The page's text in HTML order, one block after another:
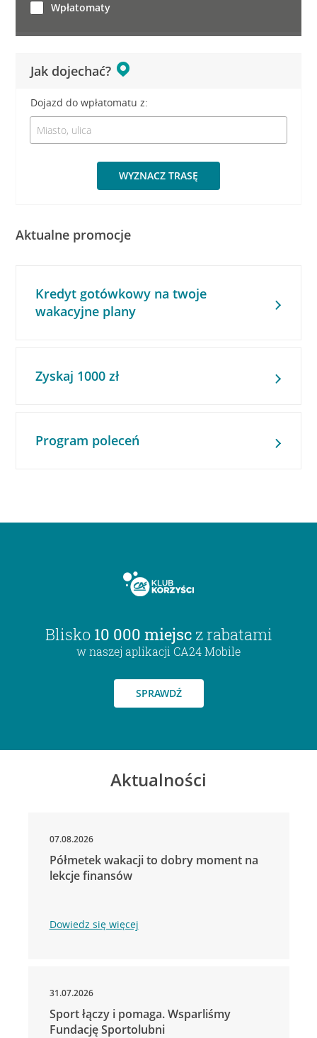
Jak dojechać?
Dojazd do wpłatomatu z:
WYZNACZ TRASĘ
Wpłatomaty
Aktualne promocje
Kredyt gotówkowy na twoje
wakacyjne plany
Zyskaj 1000 zł
Program poleceń
Blisko 10 000 miejsc z rabatami
w naszej aplikacji CA24 Mobile
SPRAWDŹ
Aktualności
07.08.2026
Półmetek wakacji to dobry moment na
lekcje finansów
Dowiedz się więcej
31.07.2026
Sport łączy i pomaga. Wsparliśmy
Fundację Sportolubni